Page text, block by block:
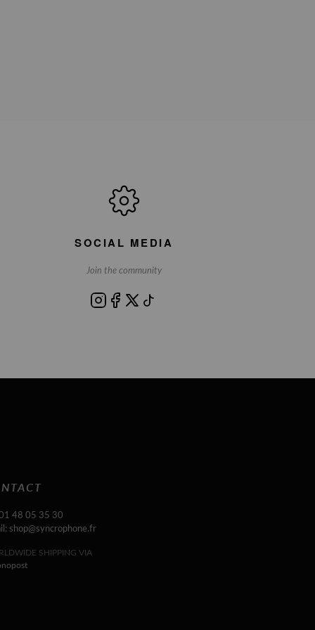
SOCIAL MEDIA
Join the community
48 05 35 30
shop@syncrophone.fr
SHIPPING VIA